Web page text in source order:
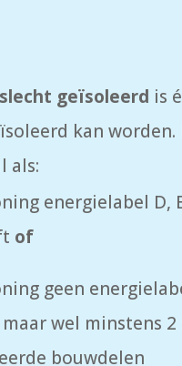
slecht geïsoleerd is
kan worden.
als:
energielabel D,
of
geen
wel minstens 2
bouwdelen